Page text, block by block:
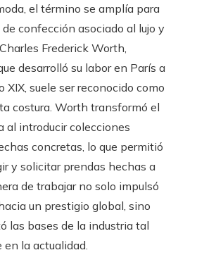
el término se amplía para
confección asociado al lujo y
Frederick Worth,
desarrolló su labor en París a
XIX, suele ser reconocido como
costura. Worth transformó el
al introducir colecciones
concretas, lo que permitió
y solicitar prendas hechas a
de trabajar no solo impulsó
un prestigio global, sino
las bases de la industria tal
la actualidad.